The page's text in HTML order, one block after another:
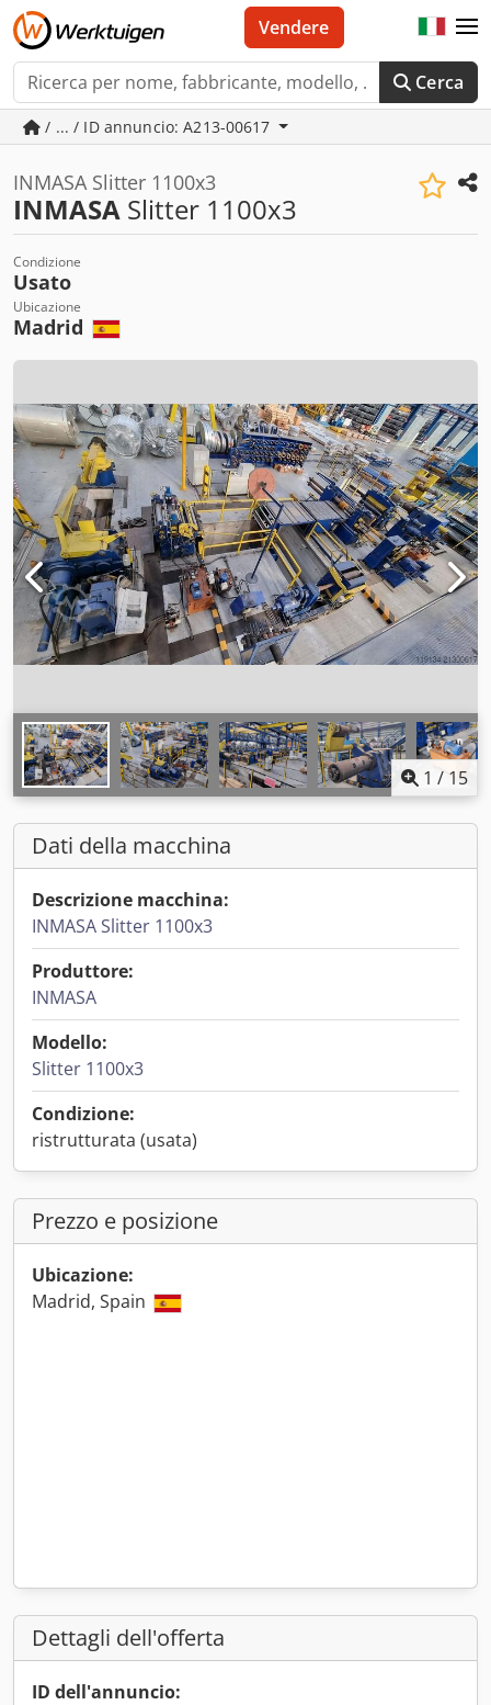
Cerca
Vendere
/ ... / ID annuncio: A213-00617
INMASA Slitter 1100x3
INMASA Slitter 1100x3
Condizione
Usato
Ubicazione
Madrid
1 / 15
Dati della macchina
Descrizione macchina:
INMASA Slitter 1100x3
Produttore:
INMASA
Modello:
Slitter 1100x3
Condizione:
ristrutturata (usata)
Prezzo e posizione
Ubicazione:
Madrid, Spain
Dettagli dell'offerta
ID dell'annuncio: